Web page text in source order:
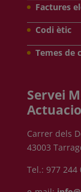
Factures
Codi ètic
Temes de
Servei
Carrer dels
43003
Tel.: 977 244